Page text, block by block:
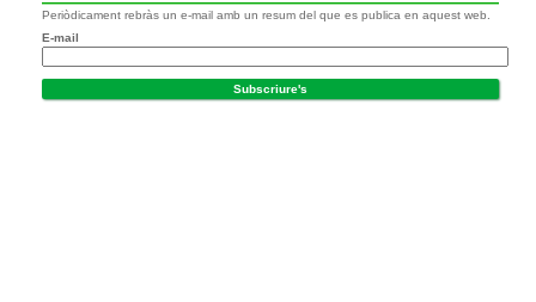
Periòdicament rebràs un e-mail amb un resum del que es publica en aquest web.
E-mail